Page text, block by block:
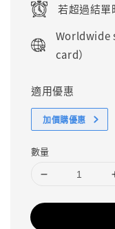
若超過結單
Worldwide
card）
適用優惠
加價購優惠
數量